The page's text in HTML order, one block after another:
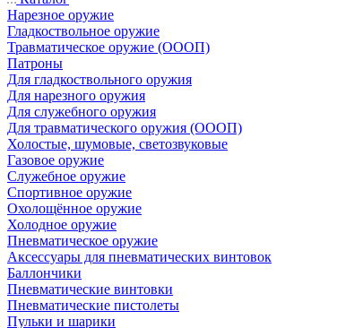
Нарезное оружие
Гладкоствольное оружие
Травматическое оружие (ОООП)
Патроны
Для гладкоствольного оружия
Для нарезного оружия
Для служебного оружия
Для травматического оружия (ОООП)
Холостые, шумовые, светозвуковые
Газовое оружие
Служебное оружие
Спортивное оружие
Охолощённое оружие
Холодное оружие
Пневматическое оружие
Аксессуары для пневматических винтовок
Баллончики
Пневматические винтовки
Пневматические пистолеты
Пульки и шарики